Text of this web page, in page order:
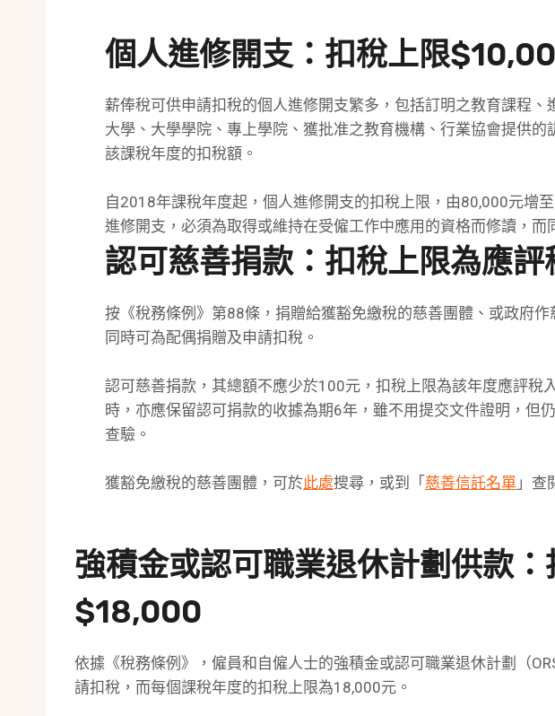
個人進修開支：扣稅上限
薪俸稅可供申請扣稅的個人進修開支繁多，包括訂明之教育課程、
大學、大學學院、專上學院、獲批准之教育機構、行業協會提供的
該課稅年度的扣稅額。
自2018年課稅年度起，個人進修開支的扣稅上限，由80,000元增
進修開支，必須為取得或維持在受僱工作中應用的資格而修讀，而
認可慈善捐款：扣稅上限為應
按《稅務條例》第88條，捐贈給獲豁免繳稅的慈善團體、或政府作
同時可為配偶捐贈及申請扣稅。
認可慈善捐款，其總額不應少於100元，扣稅上限為該年度應評稅
時，亦應保留認可捐款的收據為期6年，雖不用提交文件證明，但
查驗。
獲豁免繳稅的慈善團體，可於此處搜尋，或到「慈善信託名單 」查
強積金或認可職業退休計劃供款
$18,000
依據《稅務條例》，僱員和自僱人士的強積金或認可職業退休計劃（
請扣稅，而每個課稅年度的扣稅上限為18,000元。